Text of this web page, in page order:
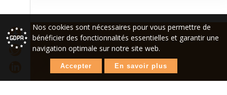
Nos cookies sont nécessaires pour vous permettre de
bénéficier des fonctionnalités essentielles et garantir une
navigation optimale sur notre site web.
Accepter En savoir plus